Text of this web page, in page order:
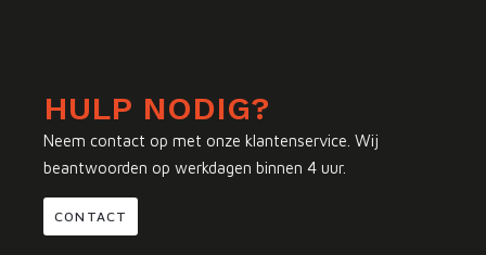
HULP NODIG?
Neem contact op met onze klantenservice. Wij
beantwoorden op werkdagen binnen 4 uur.
CONTACT